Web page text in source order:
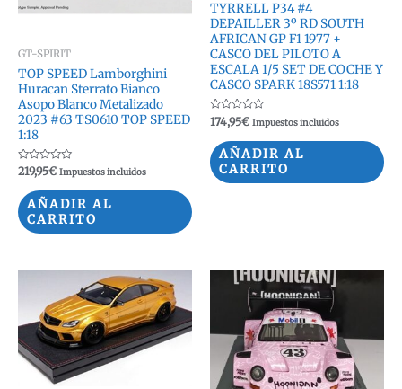
GT-SPIRIT
TOP SPEED Lamborghini
Huracan Sterrato Bianco
Asopo Blanco Metalizado
2023 #63 TS0610 TOP SPEED
1:18
Valorado
con
de
5
219,95€ Impuestos incluidos
AÑADIR AL
CARRITO
TYRRELL P34 #4
DEPAILLER 3º RD SOUTH
AFRICAN GP F1 1977 +
CASCO DEL PILOTO A
ESCALA 1/5 SET DE COCHE Y
CASCO SPARK 18S571 1:18
Valorado
con
de
5
174,95€ Impuestos incluidos
AÑADIR AL
CARRITO